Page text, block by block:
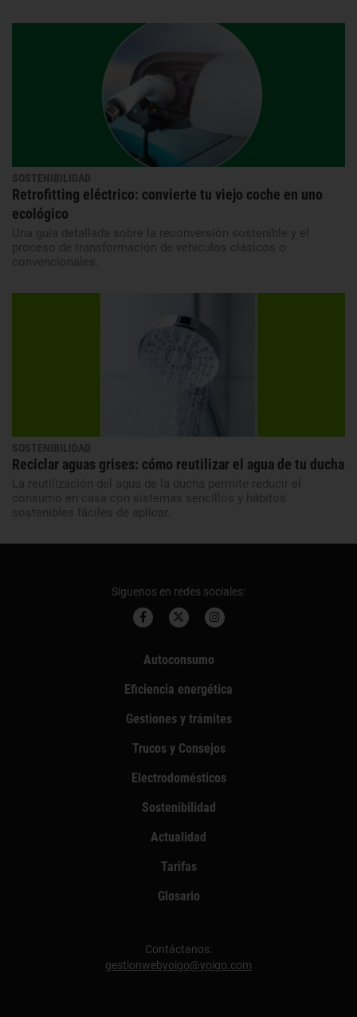
SOSTENIBILIDAD
Retrofitting eléctrico: convierte tu viejo coche en uno
ecológico
Una guía detallada sobre la reconversión sostenible y el
proceso de transformación de vehículos clásicos o
convencionales.
SOSTENIBILIDAD
Reciclar aguas grises: cómo reutilizar el agua de tu ducha
La reutilización del agua de la ducha permite reducir el
consumo en casa con sistemas sencillos y hábitos
sostenibles fáciles de aplicar.
Síguenos en redes sociales:
Autoconsumo
Eficiencia energética
Gestiones y trámites
Trucos y Consejos
Electrodomésticos
Sostenibilidad
Actualidad
Tarifas
Glosario
Contáctanos:
gestionwebyoigo@yoigo.com